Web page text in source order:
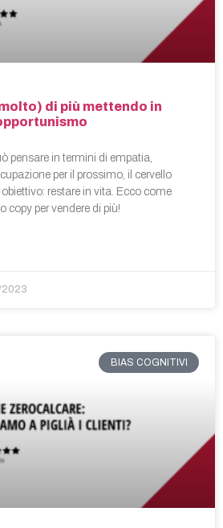
di più mettendo in
pensare in termini di empatia,
per il prossimo, il cervello
restare in vita. Ecco come
copy per vendere di più!
2023
BIAS COGNITIVI